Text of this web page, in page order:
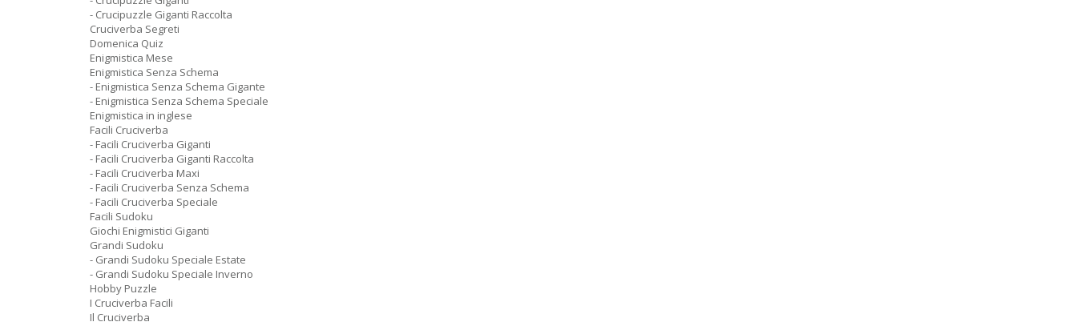
- Crucipuzzle Giganti Raccolta
Cruciverba Segreti
Domenica Quiz
Enigmistica Mese
Enigmistica Senza Schema
- Enigmistica Senza Schema Gigante
- Enigmistica Senza Schema Speciale
Enigmistica in inglese
Facili Cruciverba
- Facili Cruciverba Giganti
- Facili Cruciverba Giganti Raccolta
- Facili Cruciverba Maxi
- Facili Cruciverba Senza Schema
- Facili Cruciverba Speciale
Facili Sudoku
Giochi Enigmistici Giganti
Grandi Sudoku
- Grandi Sudoku Speciale Estate
- Grandi Sudoku Speciale Inverno
Hobby Puzzle
I Cruciverba Facili
Il Cruciverba